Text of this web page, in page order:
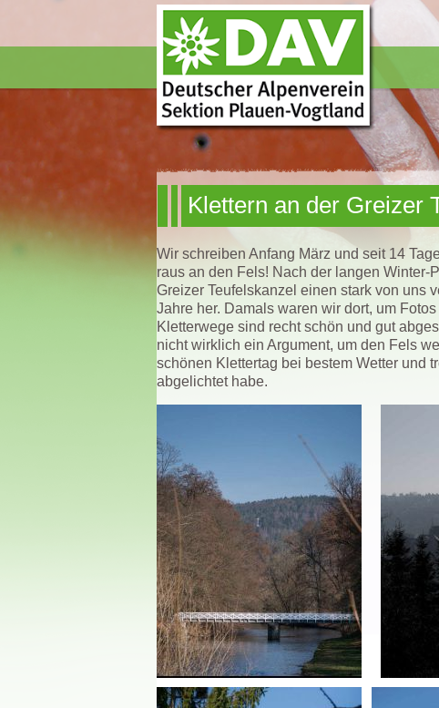
Klettern an der Greizer
Wir schreiben Anfang März und seit 14
raus an den Fels! Nach der langen Winter-
Greizer Teufelskanzel einen stark von uns
Jahre her. Damals waren wir dort, um
Kletterwege sind recht schön und gut
nicht wirklich ein Argument, um den Fels
schönen Klettertag bei bestem Wetter und
abgelichtet habe.